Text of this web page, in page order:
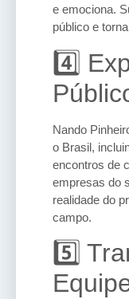
e emociona.
público e
4️⃣
Nando
o Brasil,
encontros de
empresas do
realidade do
campo.
5️⃣